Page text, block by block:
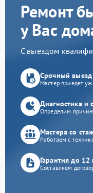
Ремонт
у Вас
С выездом
Срочный выезд
Мастер приедет
Диагностика и
Определим
Мастера со
Работаем с
Гарантия до 12
Составляем